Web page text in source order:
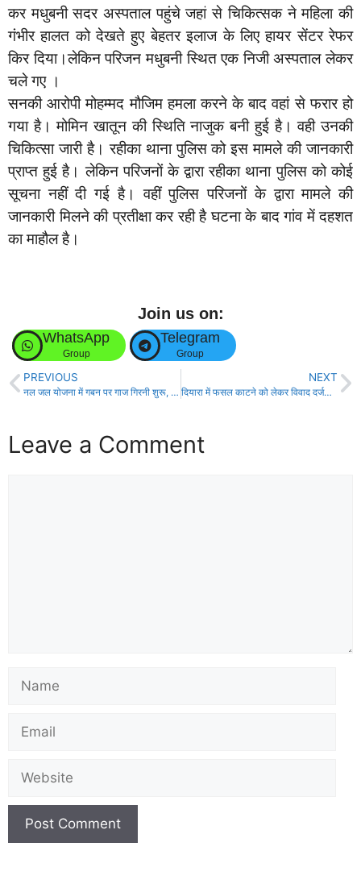
कर मधुबनी सदर अस्पताल पहुंचे जहां से चिकित्सक ने महिला की
गंभीर हालत को देखते हुए बेहतर इलाज के लिए हायर सेंटर रेफर
किर दिया।लेकिन परिजन मधुबनी स्थित एक निजी अस्पताल लेकर
चले गए ।
सनकी आरोपी मोहम्मद मौजिम हमला करने के बाद वहां से फरार हो
गया है। मोमिन खातून की स्थिति नाजुक बनी हुई है। वही उनकी
चिकित्सा जारी है। रहीका थाना पुलिस को इस मामले की जानकारी
प्राप्त हुई है। लेकिन परिजनों के द्वारा रहीका थाना पुलिस को कोई
सूचना नहीं दी गई है। वहीं पुलिस परिजनों के द्वारा मामले की
जानकारी मिलने की प्रतीक्षा कर रही है घटना के बाद गांव में दहशत
का माहौल है।
Join us on:
WhatsApp
Group
Telegram
Group
PREVIOUS
नल जल योजना में गबन पर गाज गिरनी शुरू, घपले के आरोप में पूर्व वार्ड सदस्य गिरफ्तार!
NEXT
दियारा में फसल काटने को लेकर विवाद दर्जनों राउंड चली गोली , एक किसान जख़्मी, रेफर!
Leave a Comment